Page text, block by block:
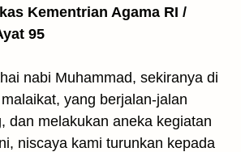
Kementrian Agama RI /
95
nabi Muhammad, sekiranya di
yang berjalan-jalan
dan melakukan aneka kegiatan
niscaya kami turunkan kepada